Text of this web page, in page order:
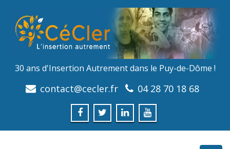
30 ans d'Insertion Autrement dans le Puy-de-Dôme !
contact@cecler.fr 04 28 70 18 68